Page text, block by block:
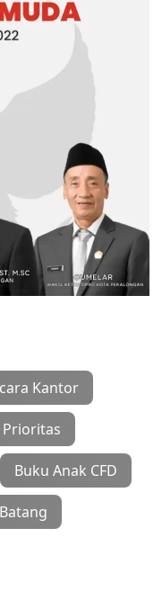
Kantor
Prioritas
Buku Anak CFD